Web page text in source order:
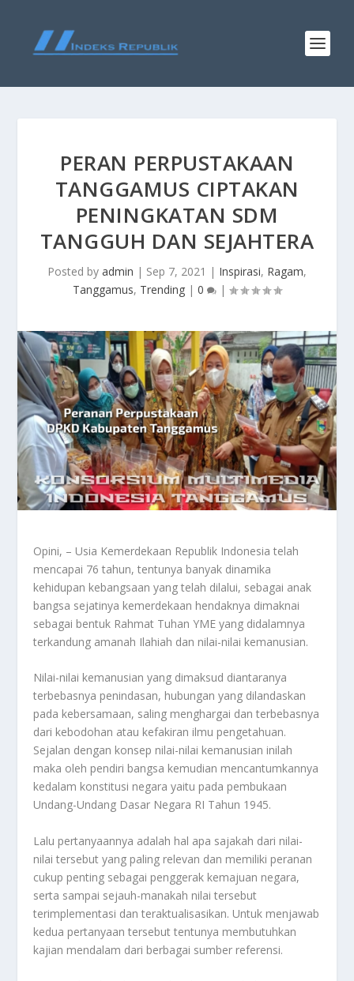
PERAN PERPUSTAKAAN
TANGGAMUS CIPTAKAN
PENINGKATAN SDM
TANGGUH DAN SEJAHTERA
Posted by admin | Sep 7, 2021 | Inspirasi, Ragam,
Tanggamus, Trending | 0 |
Opini, – Usia Kemerdekaan Republik Indonesia telah
mencapai 76 tahun, tentunya banyak dinamika
kehidupan kebangsaan yang telah dilalui, sebagai anak
bangsa sejatinya kemerdekaan hendaknya dimaknai
sebagai bentuk Rahmat Tuhan YME yang didalamnya
terkandung amanah Ilahiah dan nilai-nilai kemanusian.
Nilai-nilai kemanusian yang dimaksud diantaranya
terbebasnya penindasan, hubungan yang dilandaskan
pada kebersamaan, saling menghargai dan terbebasnya
dari kebodohan atau kefakiran ilmu pengetahuan.
Sejalan dengan konsep nilai-nilai kemanusian inilah
maka oleh pendiri bangsa kemudian mencantumkannya
kedalam konstitusi negara yaitu pada pembukaan
Undang-Undang Dasar Negara RI Tahun 1945.
Lalu pertanyaannya adalah hal apa sajakah dari nilai-
nilai tersebut yang paling relevan dan memiliki peranan
cukup penting sebagai penggerak kemajuan negara,
serta sampai sejauh-manakah nilai tersebut
terimplementasi dan teraktualisasikan. Untuk menjawab
kedua pertanyaan tersebut tentunya membutuhkan
kajian mendalam dari berbagai sumber referensi.